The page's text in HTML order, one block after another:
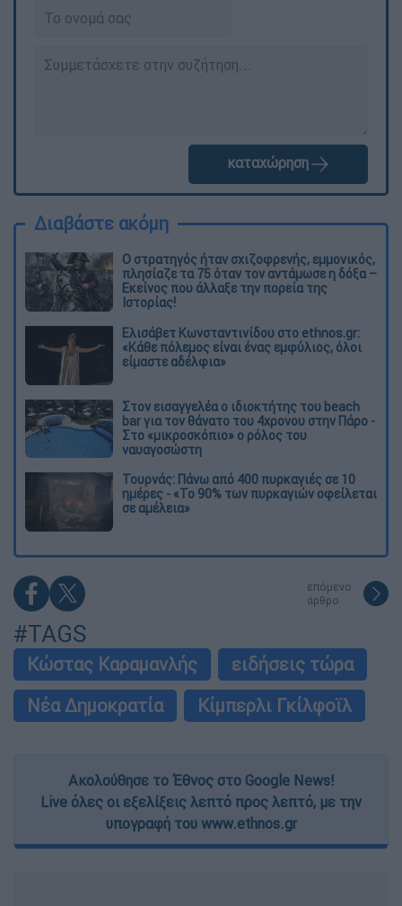
καταχώρηση
Διαβάστε ακόμη
O στρατηγός ήταν σχιζοφρενής, εμμονικός,
πλησίαζε τα 75 όταν τον αντάμωσε η δόξα –
Εκείνος που άλλαξε την πορεία της
Ιστορίας!
Ελισάβετ Κωνσταντινίδου στο ethnos.gr:
«Κάθε πόλεμος είναι ένας εμφύλιος, όλοι
είμαστε αδέλφια»
Στον εισαγγελέα ο ιδιοκτήτης του beach
bar για τον θάνατο του 4χρονου στην Πάρο -
Στο «μικροσκόπιο» ο ρόλος του
ναυαγοσώστη
Τουρνάς: Πάνω από 400 πυρκαγιές σε 10
ημέρες - «Το 90% των πυρκαγιών οφείλεται
σε αμέλεια»
επόμενο
άρθρο
#TAGS
Κώστας Καραμανλής
ειδήσεις τώρα
Νέα Δημοκρατία
Κίμπερλι Γκίλφοϊλ
Ακολούθησε το Έθνος στο Google News!
Live όλες οι εξελίξεις λεπτό προς λεπτό, με την
υπογραφή του www.ethnos.gr